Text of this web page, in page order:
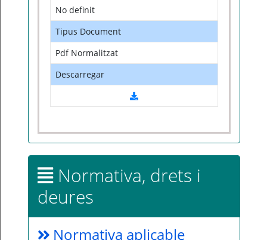
No definit
Tipus Document
Pdf Normalitzat
Descarregar
Normativa, drets i
deures
Normativa aplicable